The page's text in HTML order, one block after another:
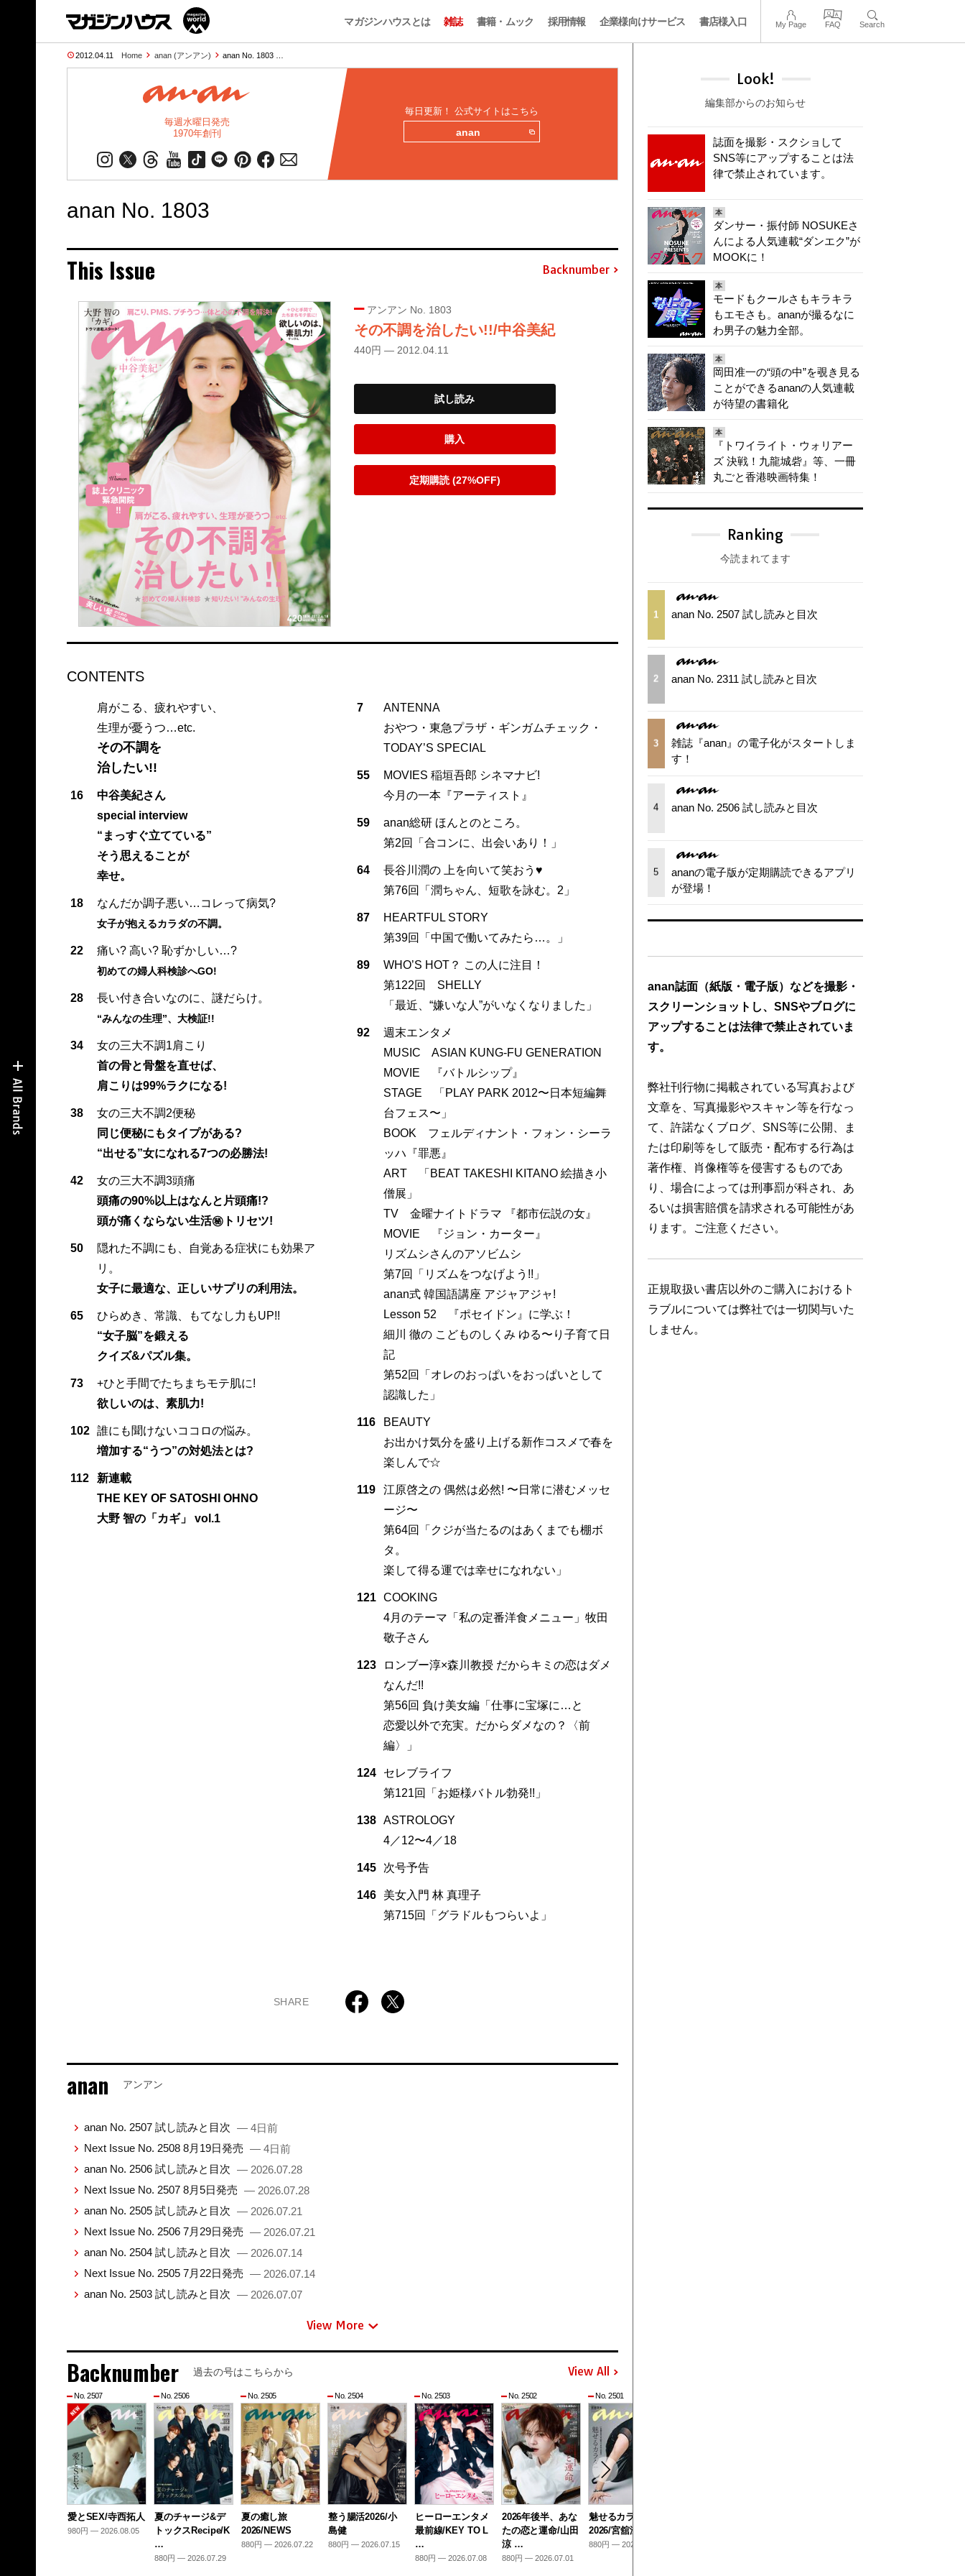
マガジンハウスとは 雑誌 書籍・ムック 採用情報 企業様向けサービス 書店様入口 My Page FAQ Search
2012.04.11 Home anan (アンアン) anan No. 1803 …
毎週水曜日発売
1970年創刊
毎日更新！ 公式サイトはこちら
anan
anan No. 1803
This Issue Backnumber
アンアン No. 1803
その不調を治したい!!/中谷美紀
440円 — 2012.04.11
試し読み
購入
定期購読 (27%OFF)
CONTENTS
肩がこる、疲れやすい、
生理が憂うつ…etc.
その不調を
治したい!!
16
中谷美紀さん
special interview
“まっすぐ立てている”
そう思えることが
幸せ。
18 なんだか調子悪い…コレって病気?
女子が抱えるカラダの不調。
22 痛い? 高い? 恥ずかしい…?
初めての婦人科検診へGO!
28 長い付き合いなのに、謎だらけ。
“みんなの生理”、大検証!!
34
女の三大不調1肩こり
首の骨と骨盤を直せば、
肩こりは99%ラクになる!
38
女の三大不調2便秘
同じ便秘にもタイプがある?
“出せる”女になれる7つの必勝法!
42
女の三大不調3頭痛
頭痛の90%以上はなんと片頭痛!?
頭が痛くならない生活㊙トリセツ!
50
隠れた不調にも、自覚ある症状にも効果ア
リ。
女子に最適な、正しいサプリの利用法。
65
ひらめき、常識、もてなし力もUP!!
“女子脳”を鍛える
クイズ&パズル集。
73
+ひと手間でたちまちモテ肌に!
欲しいのは、素肌力!
102
誰にも聞けないココロの悩み。
増加する“うつ”の対処法とは?
112
新連載
THE KEY OF SATOSHI OHNO
大野 智の「カギ」 vol.1
7
ANTENNA
おやつ・東急プラザ・ギンガムチェック・
TODAY’S SPECIAL
55
MOVIES 稲垣吾郎 シネマナビ!
今月の一本『アーティスト』
59
anan総研 ほんとのところ。
第2回「合コンに、出会いあり！」
64
長谷川潤の 上を向いて笑おう♥
第76回「潤ちゃん、短歌を詠む。2」
87
HEARTFUL STORY
第39回「中国で働いてみたら…。」
89
WHO’S HOT？ この人に注目！
第122回 SHELLY
「最近、“嫌いな人”がいなくなりました」
92
週末エンタメ
MUSIC ASIAN KUNG-FU GENERATION
MOVIE 『バトルシップ』
STAGE 「PLAY PARK 2012〜日本短編舞
台フェス〜」
BOOK フェルディナント・フォン・シーラ
ッハ『罪悪』
ART 「BEAT TAKESHI KITANO 絵描き小
僧展」
TV 金曜ナイトドラマ 『都市伝説の女』
MOVIE 『ジョン・カーター』
リズムシさんのアソビムシ
第7回「リズムをつなげよう!!」
anan式 韓国語講座 アジャアジャ!
Lesson 52 『ポセイドン』に学ぶ！
細川 徹の こどものしくみ ゆる〜り子育て日
記
第52回「オレのおっぱいをおっぱいとして
認識した」
116
BEAUTY
お出かけ気分を盛り上げる新作コスメで春を
楽しんで☆
119
江原啓之の 偶然は必然! 〜日常に潜むメッセ
ージ〜
第64回「クジが当たるのはあくまでも棚ボ
タ。
楽して得る運では幸せになれない」
121 COOKING
4月のテーマ「私の定番洋食メニュー」牧田
敬子さん
123
ロンブー淳×森川教授 だからキミの恋はダメ
なんだ!!
第56回 負け美女編「仕事に宝塚に…と
恋愛以外で充実。だからダメなの？〈前
編〉」
124
セレブライフ
第121回「お姫様バトル勃発!!」
138 ASTROLOGY
4／12〜4／18
145 次号予告
146
美女入門 林 真理子
第715回「グラドルもつらいよ」
SHARE
anan アンアン
anan No. 2507 試し読みと目次 — 4日前
Next Issue No. 2508 8月19日発売 — 4日前
anan No. 2506 試し読みと目次 — 2026.07.28
Next Issue No. 2507 8月5日発売 — 2026.07.28
anan No. 2505 試し読みと目次 — 2026.07.21
Next Issue No. 2506 7月29日発売 — 2026.07.21
anan No. 2504 試し読みと目次 — 2026.07.14
Next Issue No. 2505 7月22日発売 — 2026.07.14
anan No. 2503 試し読みと目次 — 2026.07.07
View More
Backnumber 過去の号はこちらから View All
No. 2507
愛とSEX/寺西拓人
980円 — 2026.08.05
No. 2506
夏のチャージ&デ
トックスRecipe/K
…
880円 — 2026.07.29
No. 2505
夏の癒し旅
2026/NEWS
880円 — 2026.07.22
No. 2504
整う腸活2026/小
島健
880円 — 2026.07.15
No. 2503
ヒーローエンタメ
最前線/KEY TO L
…
880円 — 2026.07.08
No. 2502
2026年後半、あな
たの恋と運命/山田
涼 …
880円 — 2026.07.01
No. 2501
魅せるカラダ
2026/宮舘涼太
880円 — 2026.06.24
Look!
編集部からのお知らせ
誌面を撮影・スクショして
SNS等にアップすることは法
律で禁止されています。
本
ダンサー・振付師 NOSUKEさ
んによる人気連載“ダンエク”が
MOOKに！
本
モードもクールさもキラキラ
もエモさも。ananが撮るなに
わ男子の魅力全部。
本
岡田准一の“頭の中”を覗き見る
ことができるananの人気連載
が待望の書籍化
本
『トワイライト・ウォリアー
ズ 決戦！九龍城砦』等、一冊
丸ごと香港映画特集！
Ranking
今読まれてます
1 anan No. 2507 試し読みと目次
2 anan No. 2311 試し読みと目次
3
雑誌『anan』の電子化がスタートしま
す！
4 anan No. 2506 試し読みと目次
5
ananの電子版が定期購読できるアプリ
が登場！
anan誌面（紙版・電子版）などを撮影・
スクリーンショットし、SNSやブログに
アップすることは法律で禁止されていま
す。
弊社刊行物に掲載されている写真および
文章を、写真撮影やスキャン等を行なっ
て、許諾なくブログ、SNS等に公開、ま
たは印刷等をして販売・配布する行為は
著作権、肖像権等を侵害するものであ
り、場合によっては刑事罰が科され、あ
るいは損害賠償を請求される可能性があ
ります。ご注意ください。
正規取扱い書店以外のご購入におけるト
ラブルについては弊社では一切関与いた
しません。